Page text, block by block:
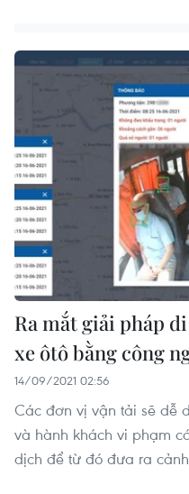
Ra mắt giải pháp
xe ôtô bằng công
14/09/2021 02:56
Các đơn vị vận tải sẽ dễ
và hành khách vi phạm
dịch để từ đó đưa ra